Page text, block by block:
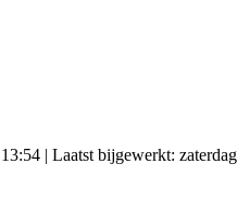
| Laatst bijgewerkt: